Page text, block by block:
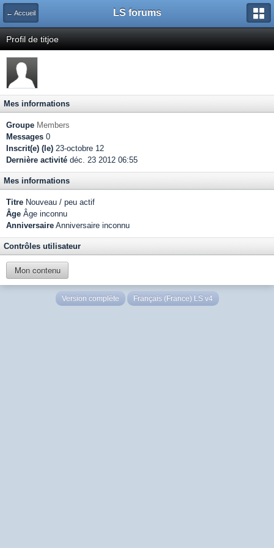
← Accueil LS forums
Profil de titjoe
Mes informations
Groupe Members
Messages 0
Inscrit(e) (le) 23-octobre 12
Dernière activité déc. 23 2012 06:55
Mes informations
Titre Nouveau / peu actif
Âge Âge inconnu
Anniversaire Anniversaire inconnu
Contrôles utilisateur
Mon contenu
Version complète Français (France) LS v4